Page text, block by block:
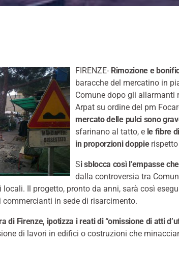
FIRENZE- Rimozione e
baracche del mercatino in
Comune dopo gli allarmanti
Arpat su ordine del pm
mercato delle pulci sono
sfarinano al tatto, e le fibre
in proporzioni doppierispetto
Si sblocca così l’empasse
dalla controversia tra
locali. Il progetto, pronto da anni, sarà così
commercianti in sede di risarcimento.
di Firenze, ipotizza i reati di “omissione di atti
di lavori in edifici o costruzioni che